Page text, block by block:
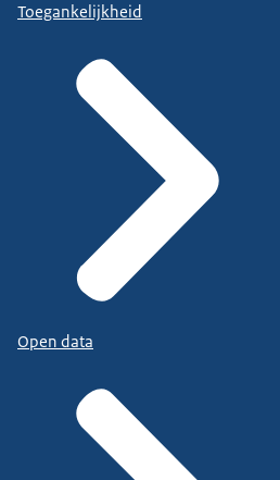
Toegankelijkheid
Open data